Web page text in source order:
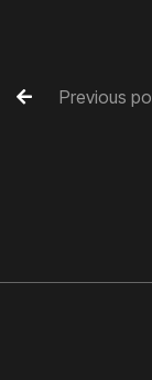
 Previous